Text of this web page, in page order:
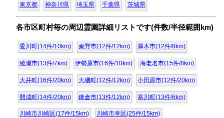
東京都 神奈川県 埼玉県 千葉県 茨城県
各市区町村毎の周辺霊園詳細リストです(件数/半径範囲km)
愛川町(14件/10km) 秦野市(12件/12km) 厚木市(12件/8km)
綾瀬市(13件/7km) 伊勢原市(16件/10km) 海老名市(15件/8km)
大井町(16件/20km) 大磯町(12件/12km) 小田原市(12件/20km)
開成町(14件/20km) 鎌倉市(13件/12km) 寒川町(13件/6km)
川崎市川崎区(17件/15km) 川崎市幸区(25件/15km)